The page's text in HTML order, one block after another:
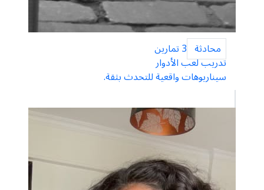
محادثة 3 تمارين
تدريب لعب الأدوار
سيناريوهات واقعية للتحدث بثقة.